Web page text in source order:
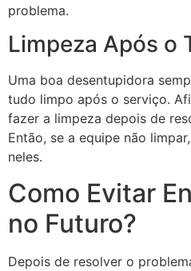
problema.
Limpeza Após o
Uma boa desentupidora
tudo limpo após o serviço.
fazer a limpeza depois de
Então, se a equipe não
neles.
Como Evitar
no Futuro?
Depois de resolver o